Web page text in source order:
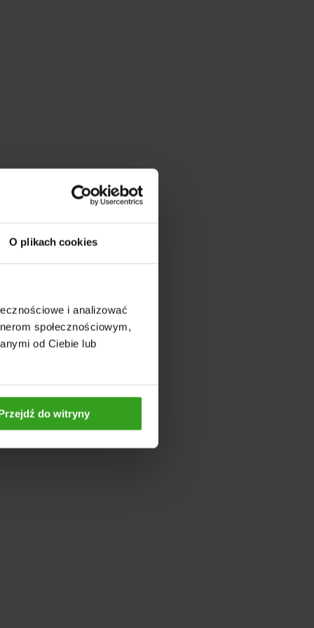
O plikach cookies
i analizować
społecznościowym,
od Ciebie lub
do witryny